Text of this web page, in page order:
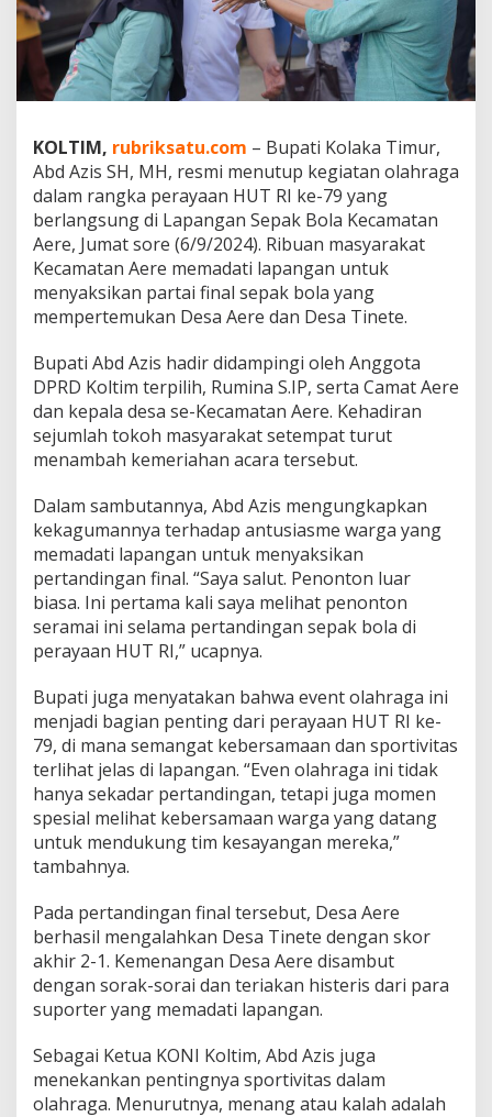
a
a
l
a
h
a
g
a
H
U
T
I
k
e
-
7
9
i
K
e
c
a
m
a
t
a
A
e
r
e
KOLTIM, rubriksatu.com – Bupati Kolaka Timur,
Abd Azis SH, MH, resmi menutup kegiatan olahraga
dalam rangka perayaan HUT RI ke-79 yang
berlangsung di Lapangan Sepak Bola Kecamatan
Aere, Jumat sore (6/9/2024). Ribuan masyarakat
Kecamatan Aere memadati lapangan untuk
menyaksikan partai final sepak bola yang
mempertemukan Desa Aere dan Desa Tinete.
Bupati Abd Azis hadir didampingi oleh Anggota
DPRD Koltim terpilih, Rumina S.IP, serta Camat Aere
dan kepala desa se-Kecamatan Aere. Kehadiran
sejumlah tokoh masyarakat setempat turut
menambah kemeriahan acara tersebut.
Dalam sambutannya, Abd Azis mengungkapkan
kekagumannya terhadap antusiasme warga yang
memadati lapangan untuk menyaksikan
pertandingan final. “Saya salut. Penonton luar
biasa. Ini pertama kali saya melihat penonton
seramai ini selama pertandingan sepak bola di
perayaan HUT RI,” ucapnya.
Bupati juga menyatakan bahwa event olahraga ini
menjadi bagian penting dari perayaan HUT RI ke-
79, di mana semangat kebersamaan dan sportivitas
terlihat jelas di lapangan. “Even olahraga ini tidak
hanya sekadar pertandingan, tetapi juga momen
spesial melihat kebersamaan warga yang datang
untuk mendukung tim kesayangan mereka,”
tambahnya.
Pada pertandingan final tersebut, Desa Aere
berhasil mengalahkan Desa Tinete dengan skor
akhir 2-1. Kemenangan Desa Aere disambut
dengan sorak-sorai dan teriakan histeris dari para
suporter yang memadati lapangan.
Sebagai Ketua KONI Koltim, Abd Azis juga
menekankan pentingnya sportivitas dalam
olahraga. Menurutnya, menang atau kalah adalah